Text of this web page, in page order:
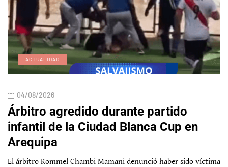
ACTUALIDAD
04/08/2026
Árbitro agredido durante partido
infantil de la Ciudad Blanca Cup en
Arequipa
El árbitro Rommel Chambi Mamani denunció haber sido víctima